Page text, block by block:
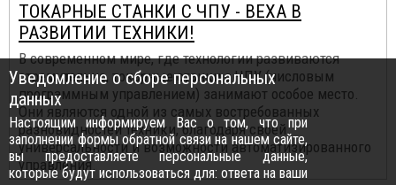
ТОКАРНЫЕ СТАНКИ С ЧПУ - ВЕХА В
РАЗВИТИИ ТЕХНИКИ!
В современном мире, где технологии развиваются
стремительно, токарные станки с ЧПУ (числовым
программным управлением) занимают особое место.
Они являются одной из самых востребованных
разновидностей техники, благодаря своей
универсальности и возможности автоматизированного
управления.
Уведомление о сборе персональных
данных
Настоящим информируем Вас о том, что при
заполнении формы обратной связи на нашем сайте,
вы предоставляете персональные данные,
которые будут использоваться для: ответа на ваши